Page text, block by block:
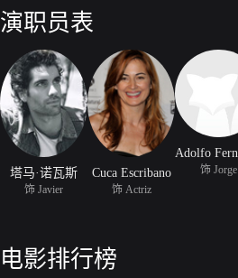
演职员表
塔马·诺瓦斯
饰 Javier
Cuca Escribano
饰 Actriz
饰 Jorge
电影排行榜